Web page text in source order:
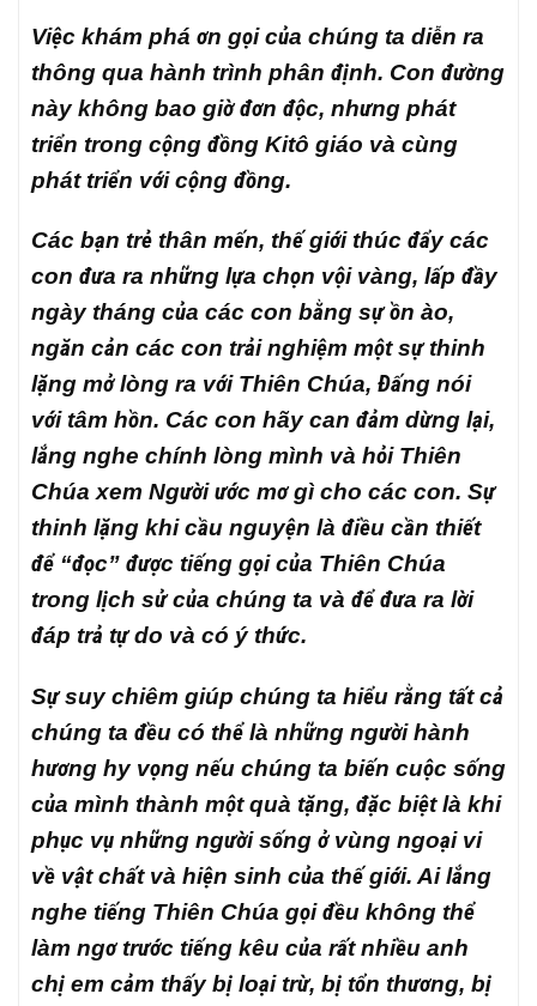
Việc khám phá ơn gọi của chúng ta diễn ra
thông qua hành trình phân định. Con đường
này không bao giờ đơn độc, nhưng phát
triển trong cộng đồng Kitô giáo và cùng
phát triển với cộng đồng.
Các bạn trẻ thân mến, thế giới thúc đẩy các
con đưa ra những lựa chọn vội vàng, lấp đầy
ngày tháng của các con bằng sự ồn ào,
ngăn cản các con trải nghiệm một sự thinh
lặng mở lòng ra với Thiên Chúa, Đấng nói
với tâm hồn. Các con hãy can đảm dừng lại,
lắng nghe chính lòng mình và hỏi Thiên
Chúa xem Người ước mơ gì cho các con. Sự
thinh lặng khi cầu nguyện là điều cần thiết
để “đọc” được tiếng gọi của Thiên Chúa
trong lịch sử của chúng ta và để đưa ra lời
đáp trả tự do và có ý thức.
Sự suy chiêm giúp chúng ta hiểu rằng tất cả
chúng ta đều có thể là những người hành
hương hy vọng nếu chúng ta biến cuộc sống
của mình thành một quà tặng, đặc biệt là khi
phục vụ những người sống ở vùng ngoại vi
về vật chất và hiện sinh của thế giới. Ai lắng
nghe tiếng Thiên Chúa gọi đều không thể
làm ngơ trước tiếng kêu của rất nhiều anh
chị em cảm thấy bị loại trừ, bị tổn thương, bị